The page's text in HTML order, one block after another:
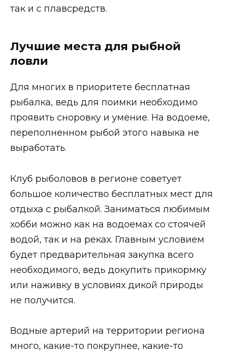
так и с плавсредств.
Лучшие места для рыбной
ловли
Для многих в приоритете бесплатная
рыбалка, ведь для поимки необходимо
проявить сноровку и умение. На водоеме,
переполненном рыбой этого навыка не
выработать.
Клуб рыболовов в регионе советует
большое количество бесплатных мест для
отдыха с рыбалкой. Заниматься любимым
хобби можно как на водоемах со стоячей
водой, так и на реках. Главным условием
будет предварительная закупка всего
необходимого, ведь докупить прикормку
или наживку в условиях дикой природы
не получится.
Водные артерий на территории региона
много, какие-то покрупнее, какие-то